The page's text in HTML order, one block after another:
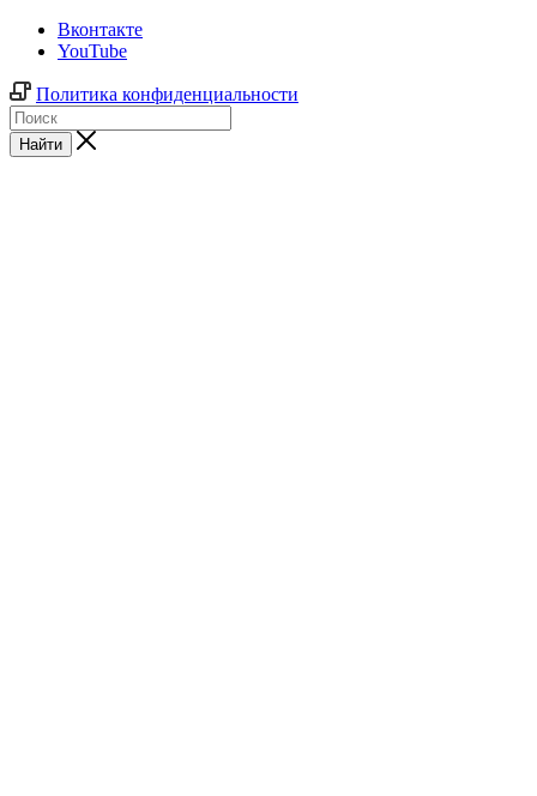
Вконтакте
YouTube
Политика конфиденциальности
Найти